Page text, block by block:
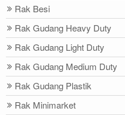
Rak Besi
Rak Gudang Heavy Duty
Rak Gudang Light Duty
Rak Gudang Medium Duty
Rak Gudang Plastik
Rak Minimarket